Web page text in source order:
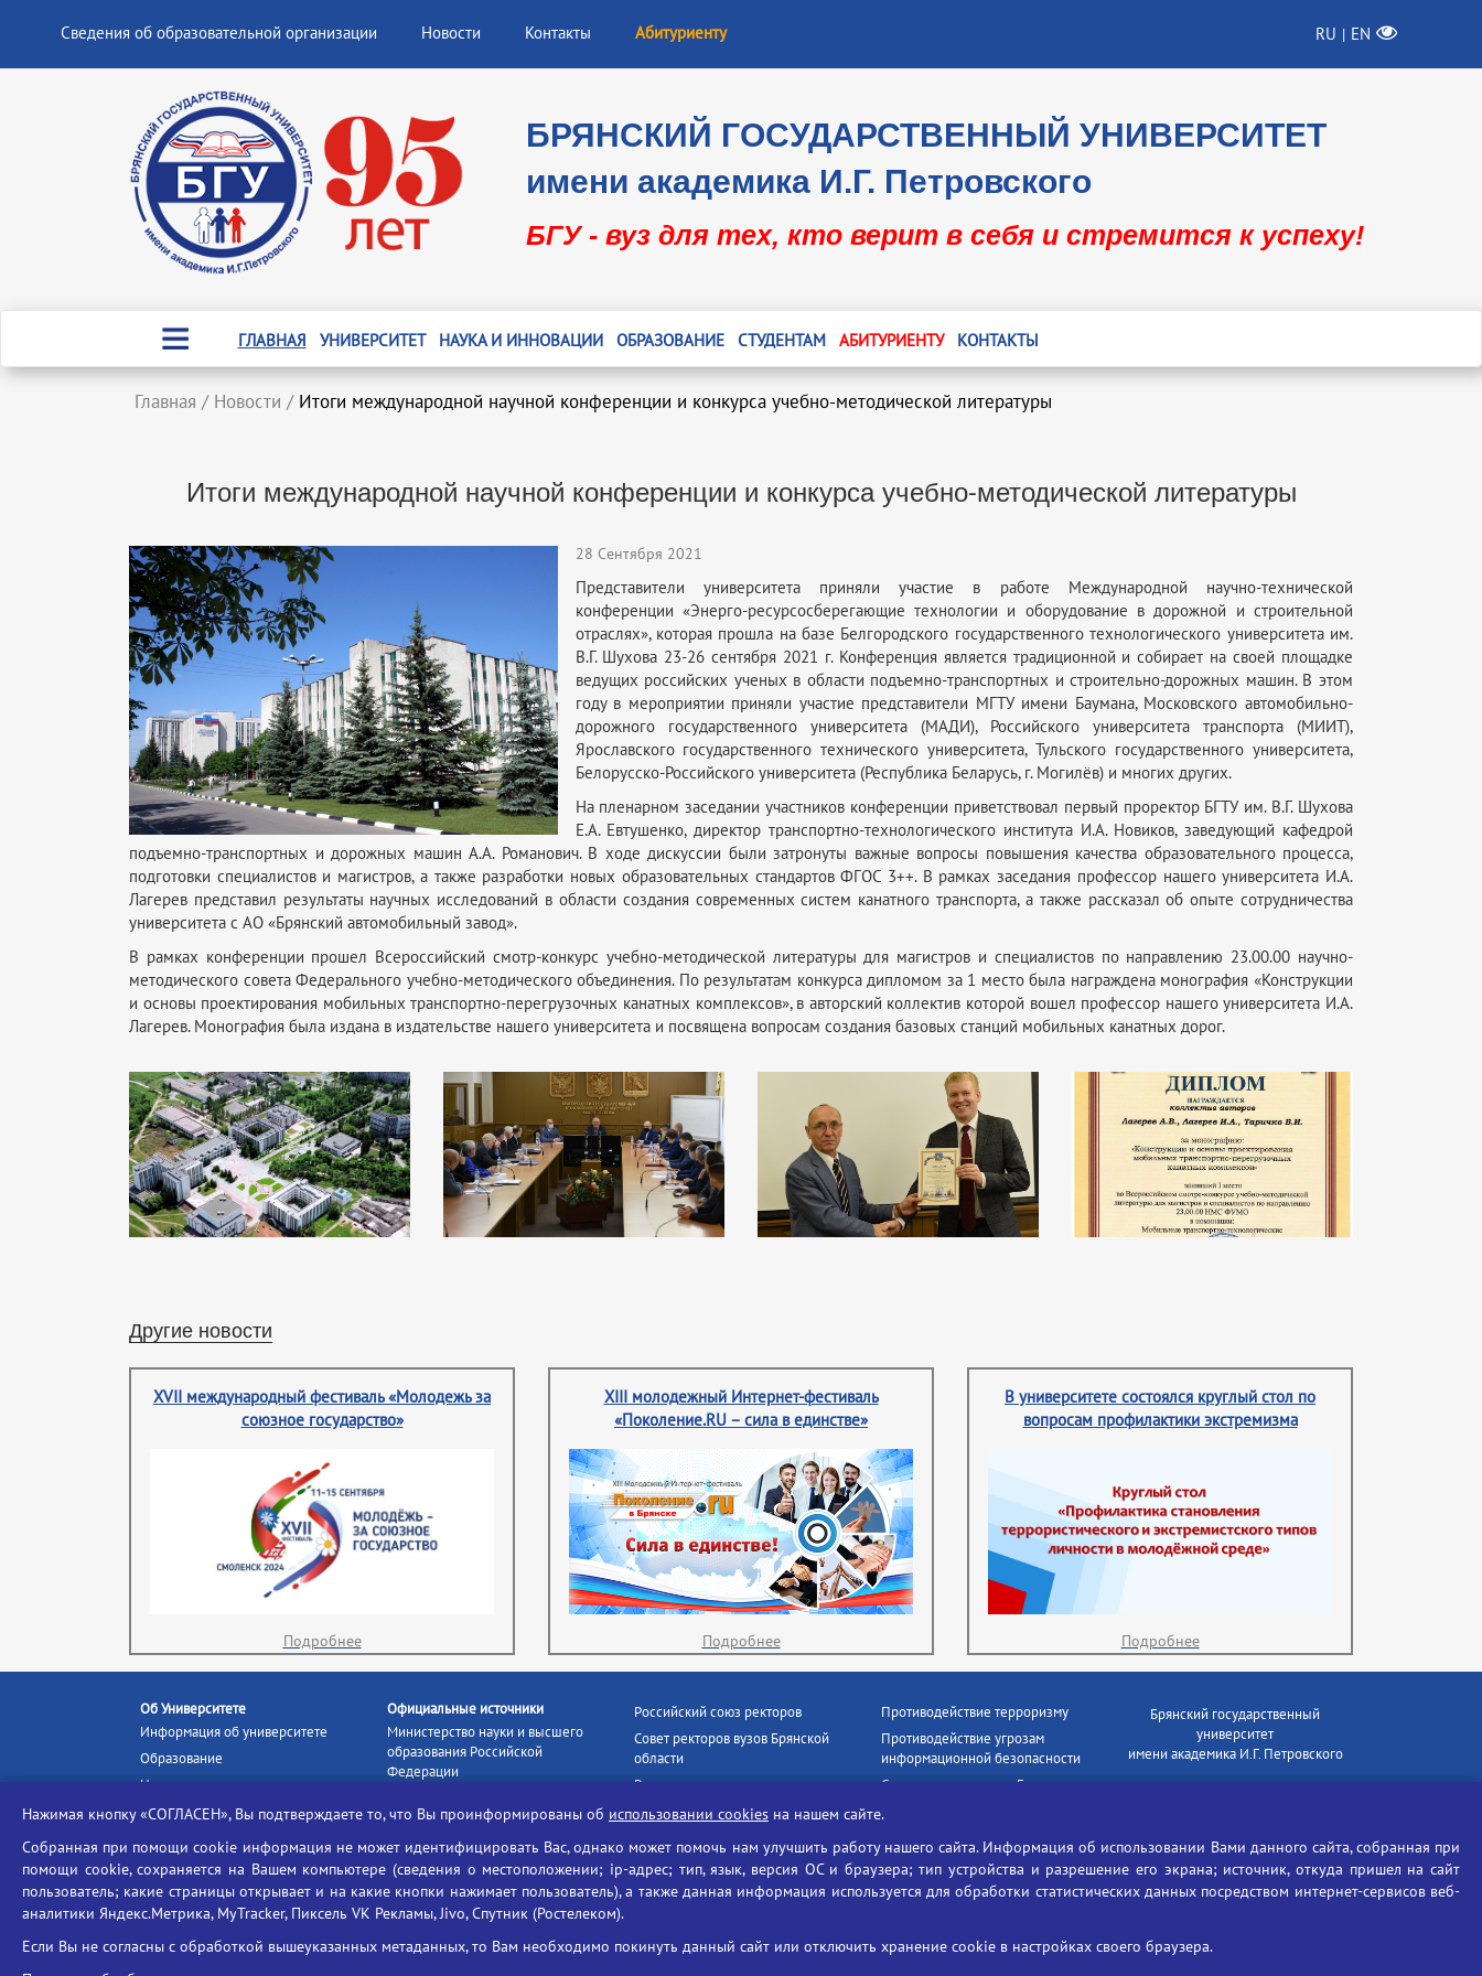
Сведения об образовательной организации Новости Контакты Абитуриенту RU | EN
БРЯНСКИЙ ГОСУДАРСТВЕННЫЙ УНИВЕРСИТЕТ
имени академика И.Г. Петровского
БГУ - вуз для тех, кто верит в себя и стремится к успеху!
ГЛАВНАЯ УНИВЕРСИТЕТ НАУКА И ИННОВАЦИИ ОБРАЗОВАНИЕ СТУДЕНТАМ АБИТУРИЕНТУ КОНТАКТЫ
Главная / Новости / Итоги международной научной конференции и конкурса учебно-методической литературы
Итоги международной научной конференции и конкурса учебно-методической литературы
28 Сентября 2021
Представители университета приняли участие в работе Международной научно-технической
конференции «Энерго-ресурсосберегающие технологии и оборудование в дорожной и строительной
отраслях», которая прошла на базе Белгородского государственного технологического университета им.
В.Г. Шухова 23-26 сентября 2021 г. Конференция является традиционной и собирает на своей площадке
ведущих российских ученых в области подъемно-транспортных и строительно-дорожных машин. В этом
году в мероприятии приняли участие представители МГТУ имени Баумана, Московского автомобильно-
дорожного государственного университета (МАДИ), Российского университета транспорта (МИИТ),
Ярославского государственного технического университета, Тульского государственного университета,
Белорусско-Российского университета (Республика Беларусь, г. Могилёв) и многих других.
На пленарном заседании участников конференции приветствовал первый проректор БГТУ им. В.Г. Шухова
Е.А. Евтушенко, директор транспортно-технологического института И.А. Новиков, заведующий кафедрой
подъемно-транспортных и дорожных машин А.А. Романович. В ходе дискуссии были затронуты важные вопросы повышения качества образовательного процесса,
подготовки специалистов и магистров, а также разработки новых образовательных стандартов ФГОС 3++. В рамках заседания профессор нашего университета И.А.
Лагерев представил результаты научных исследований в области создания современных систем канатного транспорта, а также рассказал об опыте сотрудничества
университета с АО «Брянский автомобильный завод».
В рамках конференции прошел Всероссийский смотр-конкурс учебно-методической литературы для магистров и специалистов по направлению 23.00.00 научно-
методического совета Федерального учебно-методического объединения. По результатам конкурса дипломом за 1 место была награждена монография «Конструкции
и основы проектирования мобильных транспортно-перегрузочных канатных комплексов», в авторский коллектив которой вошел профессор нашего университета И.А.
Лагерев. Монография была издана в издательстве нашего университета и посвящена вопросам создания базовых станций мобильных канатных дорог.
Другие новости
XVII международный фестиваль «Молодежь за
союзное государство»
Подробнее
XIII молодежный Интернет-фестиваль
«Поколение.RU – сила в единстве»
Подробнее
В университете состоялся круглый стол по
вопросам профилактики экстремизма
Подробнее
Об Университете
Информация об университете
Образование
Наука и инновации
Абитуриенту
Ассоциация выпускников
Центр тестирования
иностранных граждан
Конкурс на замещение
должностей научно-
Официальные источники
Министерство науки и высшего
образования Российской
Федерации
Портал «Российское
образование»
Единое окно информационных
ресурсов
Единая коллекция цифровых
образовательных ресурсов
Российский союз ректоров
Совет ректоров вузов Брянской
области
Росстудцентр
Наши партнёры
Портал «Русский язык»
Учительская газета
Единый портал государственных
Противодействие терроризму
Противодействие угрозам
информационной безопасности
Социальные ролики - Генеральная
БГУ против наркотиков
Брянский государственный
университет
имени академика И.Г. Петровского
Телефон: +7(4832)58-90-85
Нажимая кнопку «СОГЛАСЕН», Вы подтверждаете то, что Вы проинформированы об использовании cookies на нашем сайте.
Собранная при помощи cookie информация не может идентифицировать Вас, однако может помочь нам улучшить работу нашего сайта. Информация об использовании Вами данного сайта, собранная при
помощи cookie, сохраняется на Вашем компьютере (сведения о местоположении; ip-адрес; тип, язык, версия ОС и браузера; тип устройства и разрешение его экрана; источник, откуда пришел на сайт
пользователь; какие страницы открывает и на какие кнопки нажимает пользователь), а также данная информация используется для обработки статистических данных посредством интернет-сервисов веб-
аналитики Яндекс.Метрика, MyTracker, Пиксель VK Рекламы, Jivo, Спутник (Ростелеком).
Если Вы не согласны с обработкой вышеуказанных метаданных, то Вам необходимо покинуть данный сайт или отключить хранение cookie в настройках своего браузера.